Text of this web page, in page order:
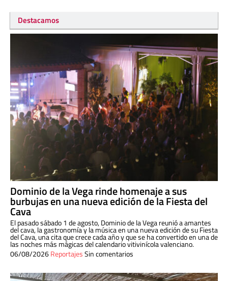
Destacamos
Dominio de la Vega rinde homenaje a sus
burbujas en una nueva edición de la Fiesta del
Cava
El pasado sábado 1 de agosto, Dominio de la Vega reunió a amantes
del cava, la gastronomía y la música en una nueva edición de su Fiesta
del Cava, una cita que crece cada año y que se ha convertido en una de
las noches más mágicas del calendario vitivinícola valenciano.
06/08/2026ReportajesSin comentarios